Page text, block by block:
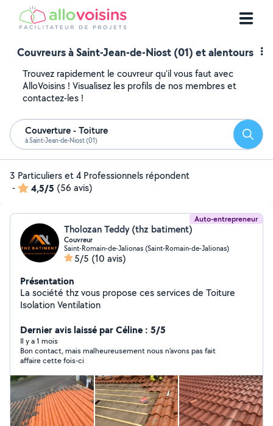
Couvreurs à Saint-Jean-de-Niost (01) et alentours
Trouvez rapidement le couvreur qu'il vous faut avec
AlloVoisins ! Visualisez les profils de nos membres et
contactez-les !
Couverture - Toiture
à Saint-Jean-de-Niost (01)
3 Particuliers et 4 Professionnels répondent
-
4,5/5 (56 avis)
Auto-entrepreneur
Tholozan Teddy (thz batiment)
Couvreur
Saint-Romain-de-Jalionas (Saint-Romain-de-Jalionas)
5/5 (10 avis)
Présentation
La société thz vous propose ces services de Toiture
Isolation Ventilation
Dernier avis laissé par Céline : 5/5
Il y a 1 mois
Bon contact, mais malheureusement nous n'avons pas fait
affaire cette fois-ci